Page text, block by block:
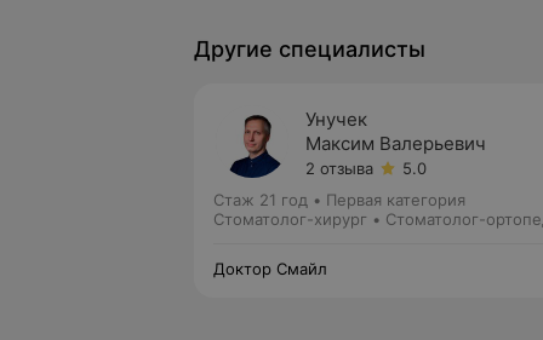
Другие специалисты
Унучек
Максим Валерьевич
2 отзыва
5.0
Стаж 21 год • Первая категория
Стоматолог-хирург • Стоматолог-
Доктор Смайл